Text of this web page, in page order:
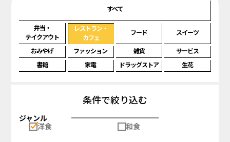
すべて
弁当・
テイクアウト
レストラン・
カフェ
フード スイーツ
おみやげ ファッション 雑貨
サービス
書籍
家電 ドラッグストア 生花
条件で絞り込む
ジャンル
洋食
和食